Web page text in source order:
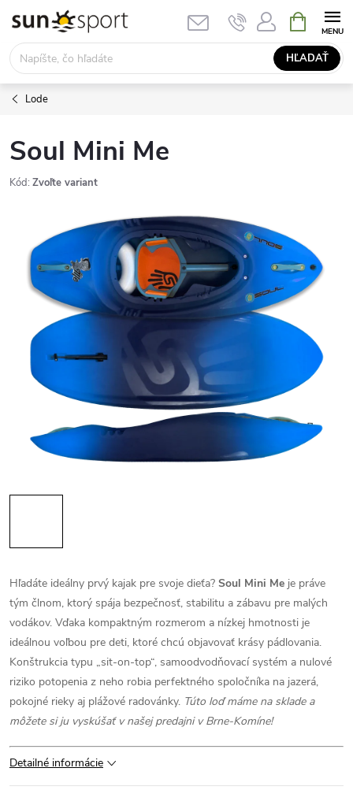
obsah
HĽADAŤ
KOŠÍK
Lode
Soul Mini Me
Kód: Zvoľte variant
Hľadáte ideálny prvý kajak pre svoje dieťa? Soul Mini Me je práve
tým člnom, ktorý spája bezpečnosť, stabilitu a zábavu pre malých
vodákov. Vďaka kompaktným rozmerom a nízkej hmotnosti je
ideálnou voľbou pre deti, ktoré chcú objavovať krásy pádlovania.
Konštrukcia typu „sit-on-top“, samoodvodňovací systém a nulové
riziko potopenia z neho robia perfektného spoločníka na jazerá,
pokojné rieky aj plážové radovánky. Túto loď máme na sklade a
môžete si ju vyskúšať v našej predajni v Brne-Komíne!
Detailné informácie